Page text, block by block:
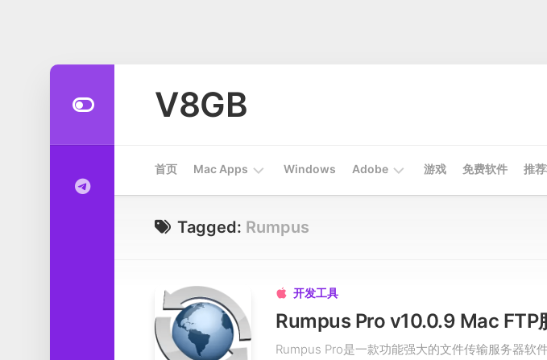
V8GB
首页 Mac Apps
Apps
工
具
系
统
Windows Adobe 游戏 免费软件 推
Tagged: Rumpus
 开发工具
Rumpus Pro v10.0.9 Mac FTP
Rumpus Pro是一款功能强大的文件传输服务器软